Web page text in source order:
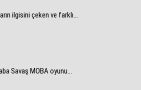
ilgisini çeken ve farklı...
Savaş MOBA oyunu...